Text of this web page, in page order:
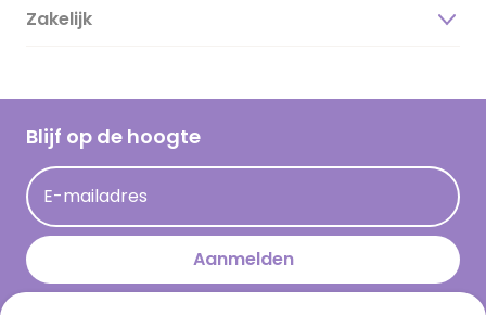
Duurzaamheid
Hallmark Kaartclub
Acties
Persberichten
Hallmark en Kinderpostzegels
Magazine
Cadeau inspiratie
Kaartinspiratie
Zakelijk
Blijf op de hoogte
E-mailadres
Aanmelden